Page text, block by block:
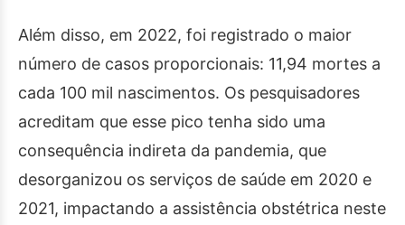
Além disso, em 2022, foi registrado o maior
número de casos proporcionais: 11,94 mortes a
cada 100 mil nascimentos. Os pesquisadores
acreditam que esse pico tenha sido uma
consequência indireta da pandemia, que
desorganizou os serviços de saúde em 2020 e
2021, impactando a assistência obstétrica neste